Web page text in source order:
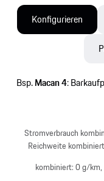
Konfigurieren
Bsp.Macan 4:
Stromverbrauch
Reichweite
kombiniert:0 g/km,